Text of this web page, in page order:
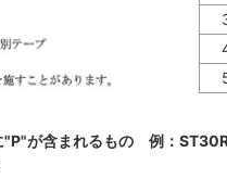
"P"が含まれるもの 例：